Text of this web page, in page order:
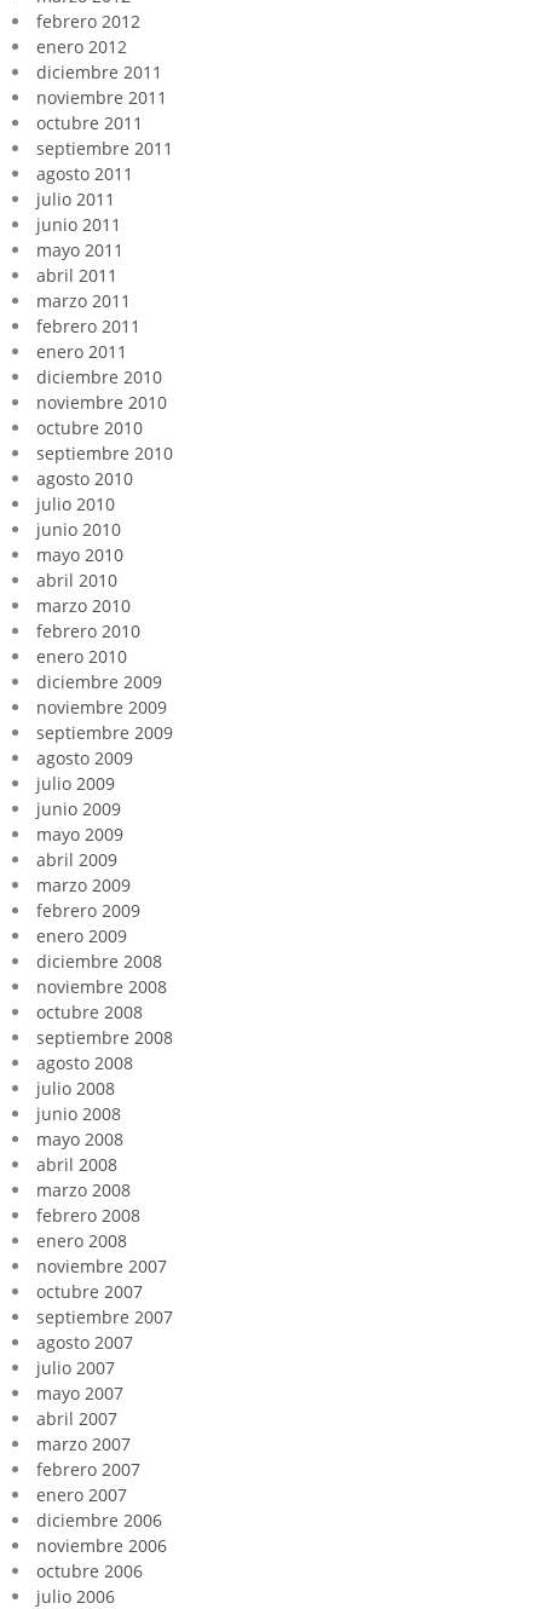
febrero 2012
enero 2012
diciembre 2011
noviembre 2011
octubre 2011
septiembre 2011
agosto 2011
julio 2011
junio 2011
mayo 2011
abril 2011
marzo 2011
febrero 2011
enero 2011
diciembre 2010
noviembre 2010
octubre 2010
septiembre 2010
agosto 2010
julio 2010
junio 2010
mayo 2010
abril 2010
marzo 2010
febrero 2010
enero 2010
diciembre 2009
noviembre 2009
septiembre 2009
agosto 2009
julio 2009
junio 2009
mayo 2009
abril 2009
marzo 2009
febrero 2009
enero 2009
diciembre 2008
noviembre 2008
octubre 2008
septiembre 2008
agosto 2008
julio 2008
junio 2008
mayo 2008
abril 2008
marzo 2008
febrero 2008
enero 2008
noviembre 2007
octubre 2007
septiembre 2007
agosto 2007
julio 2007
mayo 2007
abril 2007
marzo 2007
febrero 2007
enero 2007
diciembre 2006
noviembre 2006
octubre 2006
julio 2006